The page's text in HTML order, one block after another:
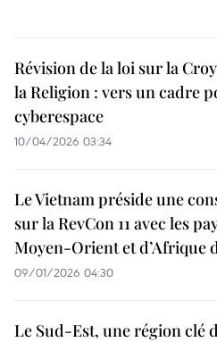
Révision de la loi sur la
la Religion : vers un cadre
cyberespace
10/04/2026 03:34
Le Vietnam préside une
sur la RevCon 11 avec les
Moyen-Orient et d’Afrique
09/01/2026 04:30
Le Sud-Est, une région clé